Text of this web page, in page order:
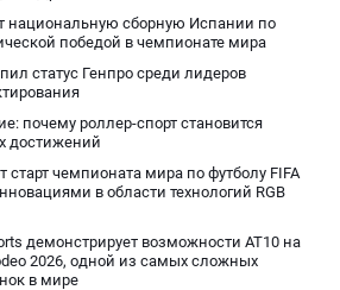
национальную сборную Испании по
победой в чемпионате мира
статус Генпро среди лидеров
почему роллер-спорт становится
достижений
старт чемпионата мира по футболу FIFA
в области технологий RGB
демонстрирует возможности AT10 на
2026, одной из самых сложных
в мире